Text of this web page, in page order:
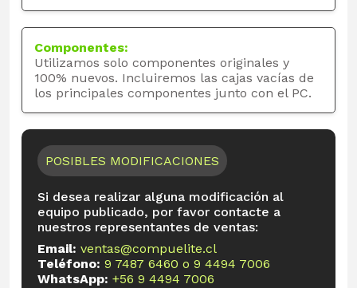
Componentes:
Utilizamos solo componentes originales y
100% nuevos. Incluiremos las cajas vacías de
los principales componentes junto con el PC.
POSIBLES MODIFICACIONES
Si desea realizar alguna modificación al
equipo publicado, por favor contacte a
nuestros representantes de ventas:
Email: ventas@compuelite.cl
Teléfono: 9 7487 6460 o 9 4494 7006
WhatsApp: +56 9 4494 7006